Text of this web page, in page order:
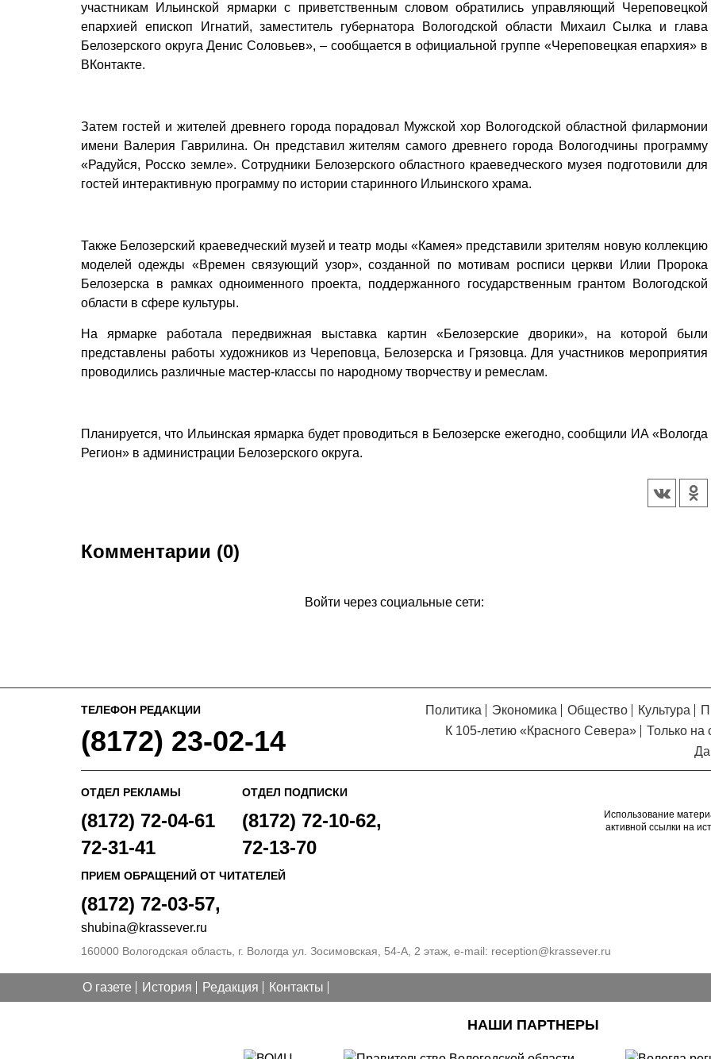
участникам Ильинской ярмарки с приветственным словом обратились управляющий Череповецкой
епархией епископ Игнатий, заместитель губернатора Вологодской области Михаил Сылка и глава
Белозерского округа Денис Соловьев», – сообщается в официальной группе «Череповецкая епархия» в
ВКонтакте.
Затем гостей и жителей древнего города порадовал Мужской хор Вологодской областной филармонии
имени Валерия Гаврилина. Он представил жителям самого древнего города Вологодчины программу
«Радуйся, Росско земле». Сотрудники Белозерского областного краеведческого музея подготовили для
гостей интерактивную программу по истории старинного Ильинского храма.
Также Белозерский краеведческий музей и театр моды «Камея» представили зрителям новую коллекцию
моделей одежды «Времен связующий узор», созданной по мотивам росписи церкви Илии Пророка
Белозерска в рамках одноименного проекта, поддержанного государственным грантом Вологодской
области в сфере культуры.
На ярмарке работала передвижная выставка картин «Белозерские дворики», на которой были
представлены работы художников из Череповца, Белозерска и Грязовца. Для участников мероприятия
проводились различные мастер-классы по народному творчеству и ремеслам.
Планируется, что Ильинская ярмарка будет проводиться в Белозерске ежегодно, сообщили ИА «Вологда
Регион» в администрации Белозерского округа.
Комментарии (0)
Войти через социальные сети:
Надежда
Кузьминская
главный
редактор
Уважаемые посетители сайта!
ресурсе газеты «Красный
ТЕЛЕФОН РЕДАКЦИИ
(8172) 23-02-14
Политика Экономика Общество Культура
К 105-летию «Красного Севера»
Только на
ОТДЕЛ РЕКЛАМЫ
(8172) 72-04-61
72-31-41
ОТДЕЛ ПОДПИСКИ
(8172) 72-10-62,
72-13-70
ПРИЕМ ОБРАЩЕНИЙ ОТ ЧИТАТЕЛЕЙ
(8172) 72-03-57,
shubina@krassever.ru
Использование
активной ссылки на
160000 Вологодская область, г. Вологда ул. Зосимовская, 54-А, 2 этаж, e-mail: reception@krassever.ru
О газете История Редакция Контакты
НАШИ ПАРТНЕРЫ